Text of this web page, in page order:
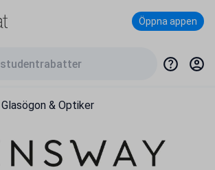
Öppna appen
Glasögon & Optiker